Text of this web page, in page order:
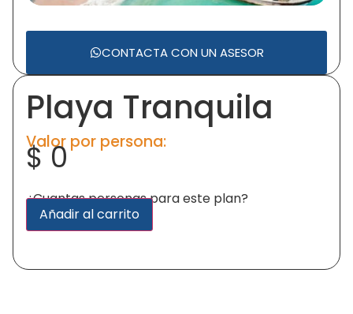
CONTACTA CON UN ASESOR
Playa Tranquila
Valor por persona:
$0
¿Cuantas personas para este plan?
Añadir al carrito
Alternative: